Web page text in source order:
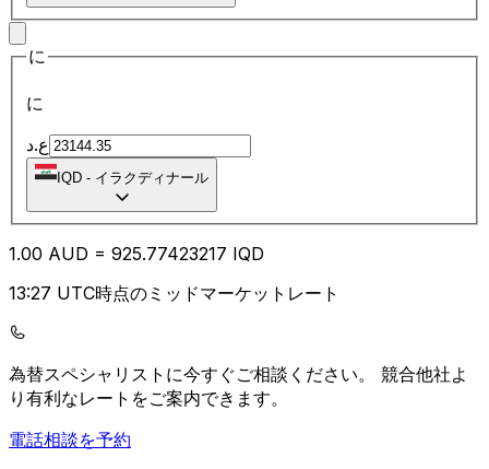
に
に
ع.د
IQD - イラクディナール
1.00 AUD = 925.77423217 IQD
13:27 UTC時点のミッドマーケットレート
為替スペシャリストに今すぐご相談ください。 競合他社よ
り有利なレートをご案内できます。
電話相談を予約